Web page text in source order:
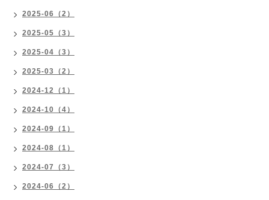
2025-06（2）
2025-05（3）
2025-04（3）
2025-03（2）
2024-12（1）
2024-10（4）
2024-09（1）
2024-08（1）
2024-07（3）
2024-06（2）